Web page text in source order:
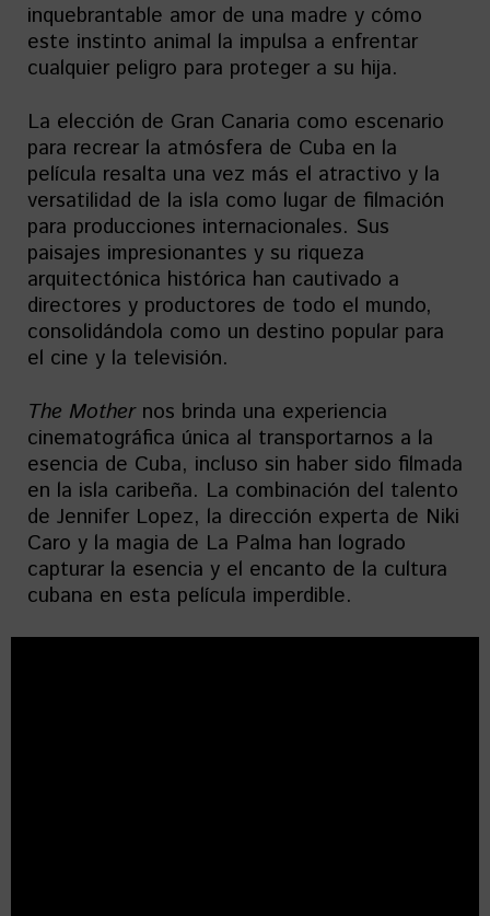
inquebrantable amor de una madre y cómo
este instinto animal la impulsa a enfrentar
cualquier peligro para proteger a su hija.
La elección de Gran Canaria como escenario
para recrear la atmósfera de Cuba en la
película resalta una vez más el atractivo y la
versatilidad de la isla como lugar de filmación
para producciones internacionales. Sus
paisajes impresionantes y su riqueza
arquitectónica histórica han cautivado a
directores y productores de todo el mundo,
consolidándola como un destino popular para
el cine y la televisión.
The Mothernos brinda una experiencia
cinematográfica única al transportarnos a la
esencia de Cuba, incluso sin haber sido filmada
en la isla caribeña. La combinación del talento
de Jennifer Lopez, la dirección experta de Niki
Caro y la magia de La Palma han logrado
capturar la esencia y el encanto de la cultura
cubana en esta película imperdible.